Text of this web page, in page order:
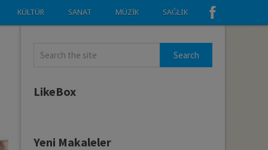
KÜLTÜR SANAT MÜZIK SAĞLIK
LikeBox
Yeni Makaleler